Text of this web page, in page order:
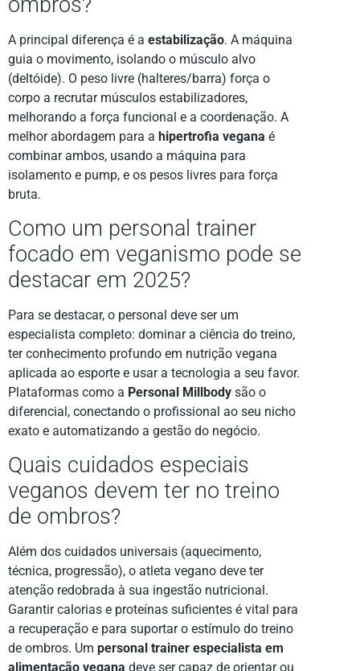
A principal diferença é a estabilização. A máquina
guia o movimento, isolando o músculo alvo
(deltóide). O peso livre (halteres/barra) força o
corpo a recrutar músculos estabilizadores,
melhorando a força funcional e a coordenação. A
melhor abordagem para a hipertrofia vegana é
combinar ambos, usando a máquina para
isolamento e pump, e os pesos livres para força
bruta.
Como um personal trainer
focado em veganismo pode se
destacar em 2025?
Para se destacar, o personal deve ser um
especialista completo: dominar a ciência do treino,
ter conhecimento profundo em nutrição vegana
aplicada ao esporte e usar a tecnologia a seu favor.
Plataformas como a Personal Millbody são o
diferencial, conectando o profissional ao seu nicho
exato e automatizando a gestão do negócio.
Quais cuidados especiais
veganos devem ter no treino
de ombros?
Além dos cuidados universais (aquecimento,
técnica, progressão), o atleta vegano deve ter
atenção redobrada à sua ingestão nutricional.
Garantir calorias e proteínas suficientes é vital para
a recuperação e para suportar o estímulo do treino
de ombros. Um personal trainer especialista em
alimentação vegana deve ser capaz de orientar ou